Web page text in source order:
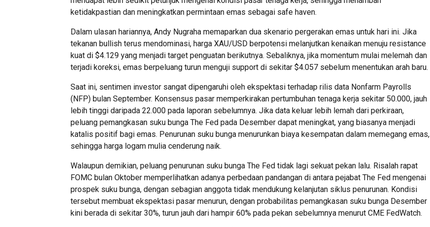
ketidakpastian dan meningkatkan permintaan emas sebagai safe haven.
Dalam ulasan hariannya, Andy Nugraha memaparkan dua skenario pergerakan emas untuk hari ini. Jika
tekanan bullish terus mendominasi, harga XAU/USD berpotensi melanjutkan kenaikan menuju resistance
kuat di $4.129 yang menjadi target penguatan berikutnya. Sebaliknya, jika momentum mulai melemah dan
terjadi koreksi, emas berpeluang turun menguji support di sekitar $4.057 sebelum menentukan arah baru.
Saat ini, sentimen investor sangat dipengaruhi oleh ekspektasi terhadap rilis data Nonfarm Payrolls
(NFP) bulan September. Konsensus pasar memperkirakan pertumbuhan tenaga kerja sekitar 50.000, jauh
lebih tinggi daripada 22.000 pada laporan sebelumnya. Jika data keluar lebih lemah dari perkiraan,
peluang pemangkasan suku bunga The Fed pada Desember dapat meningkat, yang biasanya menjadi
katalis positif bagi emas. Penurunan suku bunga menurunkan biaya kesempatan dalam memegang emas,
sehingga harga logam mulia cenderung naik.
Walaupun demikian, peluang penurunan suku bunga The Fed tidak lagi sekuat pekan lalu. Risalah rapat
FOMC bulan Oktober memperlihatkan adanya perbedaan pandangan di antara pejabat The Fed mengenai
prospek suku bunga, dengan sebagian anggota tidak mendukung kelanjutan siklus penurunan. Kondisi
tersebut membuat ekspektasi pasar menurun, dengan probabilitas pemangkasan suku bunga Desember
kini berada di sekitar 30%, turun jauh dari hampir 60% pada pekan sebelumnya menurut CME FedWatch.